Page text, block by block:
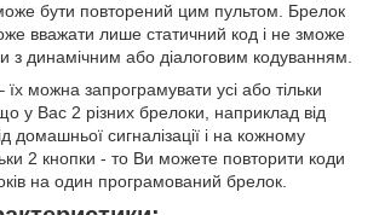
бути повторений цим пультом. Брелок
вважати лише статичний код і не зможе
з динамічним або діалоговим кодуванням.
можна запрограмувати усі або тільки
у Вас 2 різних брелоки, наприклад від
домашньої сигналізації і на кожному
2 кнопки - то Ви можете повторити коди
на один програмований брелок.